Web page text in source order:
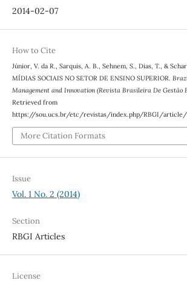
2014-02-07
How to Cite
Júnior, V. da R., Sarquis, A. B., Sehnem, S., Dias, T., &
MÍDIAS SOCIAIS NO SETOR DE ENSINO SUPERIOR.
Management and Innovation (Revista Brasileira De Gestão
Retrieved from
https://sou.ucs.br/etc/revistas/index.php/RBGI/article/
More Citation Formats
Issue
Vol. 1 No. 2 (2014)
Section
RBGI Articles
License